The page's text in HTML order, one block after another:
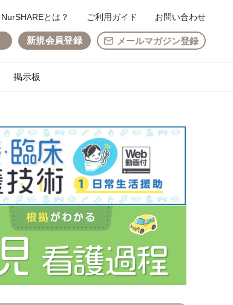
NurSHAREとは？ ご利用ガイド お問い合わせ
新規会員登録 メールマガジン登録
掲示板